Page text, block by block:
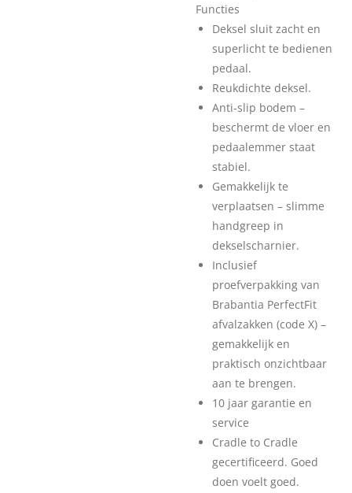
Functies
Deksel sluit zacht en
superlicht te bedienen
pedaal.
Reukdichte deksel.
Anti-slip bodem –
beschermt de vloer en
pedaalemmer staat
stabiel.
Gemakkelijk te
verplaatsen – slimme
handgreep in
dekselscharnier.
Inclusief
proefverpakking van
Brabantia PerfectFit
afvalzakken (code X) –
gemakkelijk en
praktisch onzichtbaar
aan te brengen.
10 jaar garantie en
service
Cradle to Cradle
gecertificeerd. Goed
doen voelt goed.